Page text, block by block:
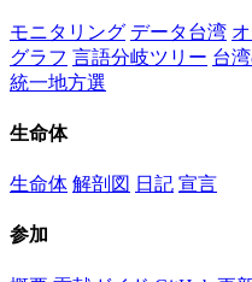
モニタリング データ台湾
グラフ 言語分岐ツリー 台
統一地方選
生命体
生命体 解剖図 日記 宣言
参加